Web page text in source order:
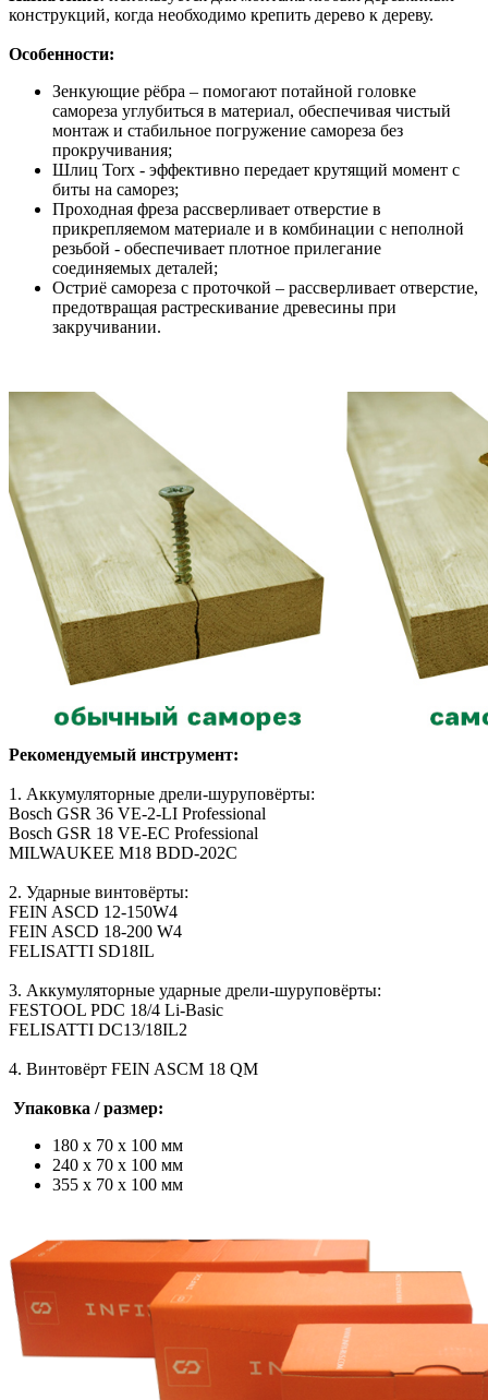
конструкций, когда необходимо крепить дерево к дереву.
Особенности:
Зенкующие рёбра – помогают потайной головке
самореза углубиться в материал, обеспечивая чистый
монтаж и стабильное погружение самореза без
прокручивания;
Шлиц Torx - эффективно передает крутящий момент с
биты на саморез;
Проходная фреза рассверливает отверстие в
прикрепляемом материале и в комбинации с неполной
резьбой - обеспечивает плотное прилегание
соединяемых деталей;
Остриё самореза с проточкой – рассверливает отверстие,
предотвращая растрескивание древесины при
закручивании.
Рекомендуемый инструмент:
1. Аккумуляторные дрели-шуруповёрты:
Bosch GSR 36 VE-2-LI Professional
Bosch GSR 18 VE-EC Professional
MILWAUKEE M18 BDD-202C
2. Ударные винтовёрты:
FEIN ASCD 12-150W4
FEIN ASCD 18-200 W4
FELISATTI SD18IL
3. Аккумуляторные ударные дрели-шуруповёрты:
FESTOOL PDC 18/4 Li-Basic
FELISATTI DC13/18IL2
4. Винтовёрт FEIN ASCM 18 QM
Упаковка / размер:
180 х 70 х 100 мм
240 х 70 х 100 мм
355 х 70 х 100 мм